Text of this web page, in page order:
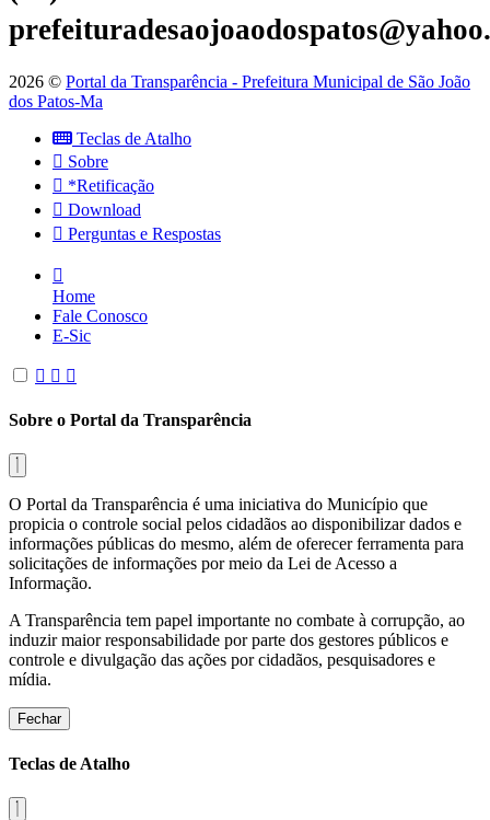
2026 © Portal da Transparência - Prefeitura Municipal de São João
dos Patos-Ma
Teclas de Atalho
Sobre
*Retificação
Download
Perguntas e Respostas
Home
Fale Conosco
E-Sic
Sobre o Portal da Transparência
O Portal da Transparência é uma iniciativa do Município que
propicia o controle social pelos cidadãos ao disponibilizar dados e
informações públicas do mesmo, além de oferecer ferramenta para
solicitações de informações por meio da Lei de Acesso a
Informação.
A Transparência tem papel importante no combate à corrupção, ao
induzir maior responsabilidade por parte dos gestores públicos e
controle e divulgação das ações por cidadãos, pesquisadores e
mídia.
Fechar
Teclas de Atalho